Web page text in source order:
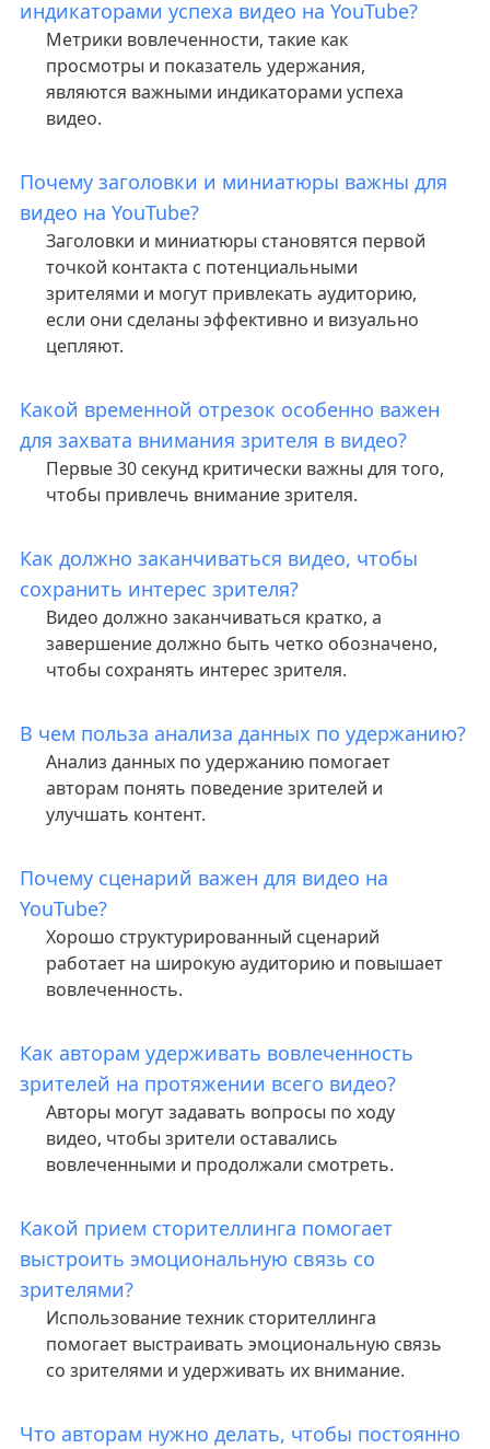
индикаторами успеха видео на YouTube?
Метрики вовлеченности, такие как
просмотры и показатель удержания,
являются важными индикаторами успеха
видео.
Почему заголовки и миниатюры важны для
видео на YouTube?
Заголовки и миниатюры становятся первой
точкой контакта с потенциальными
зрителями и могут привлекать аудиторию,
если они сделаны эффективно и визуально
цепляют.
Какой временной отрезок особенно важен
для захвата внимания зрителя в видео?
Первые 30 секунд критически важны для того,
чтобы привлечь внимание зрителя.
Как должно заканчиваться видео, чтобы
сохранить интерес зрителя?
Видео должно заканчиваться кратко, а
завершение должно быть четко обозначено,
чтобы сохранять интерес зрителя.
В чем польза анализа данных по удержанию?
Анализ данных по удержанию помогает
авторам понять поведение зрителей и
улучшать контент.
Почему сценарий важен для видео на
YouTube?
Хорошо структурированный сценарий
работает на широкую аудиторию и повышает
вовлеченность.
Как авторам удерживать вовлеченность
зрителей на протяжении всего видео?
Авторы могут задавать вопросы по ходу
видео, чтобы зрители оставались
вовлеченными и продолжали смотреть.
Какой прием сторителлинга помогает
выстроить эмоциональную связь со
зрителями?
Использование техник сторителлинга
помогает выстраивать эмоциональную связь
со зрителями и удерживать их внимание.
Что авторам нужно делать, чтобы постоянно